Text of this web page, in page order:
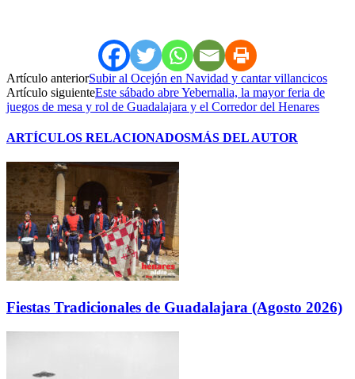
Artículo anteriorSubir al Ocejón en Navidad y cantar villancicos
Artículo siguienteEste sábado abre Yebernalia, la mayor feria de
juegos de mesa y rol de Guadalajara y el Corredor del Henares
ARTÍCULOS RELACIONADOSMÁS DEL AUTOR
Fiestas Tradicionales de Guadalajara (Agosto 2026)